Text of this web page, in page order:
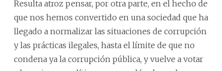
Resulta atroz pensar, por otra parte, en el hecho de
que nos hemos convertido en una sociedad que ha
llegado a normalizar las situaciones de corrupción
y las prácticas ilegales, hasta el límite de que no
condena ya la corrupción pública, y vuelve a votar